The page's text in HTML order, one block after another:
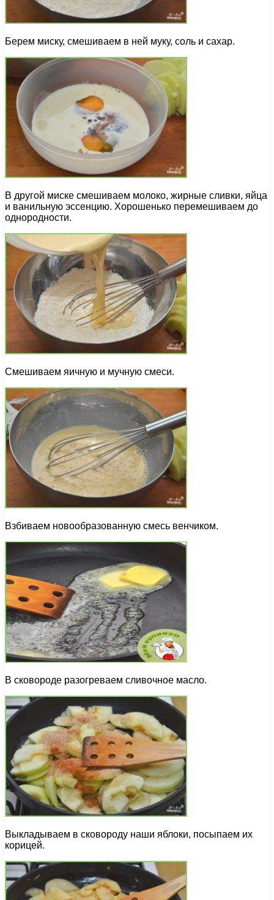
Берем миску, смешиваем в ней муку, соль и сахар.
В другой миске смешиваем молоко, жирные сливки, яйца
и ванильную эссенцию. Хорошенько перемешиваем до
однородности.
Смешиваем яичную и мучную смеси.
Взбиваем новообразованную смесь венчиком.
В сковороде разогреваем сливочное масло.
Выкладываем в сковороду наши яблоки, посыпаем их
корицей.